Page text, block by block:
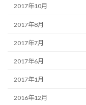
2017年10月
2017年8月
2017年7月
2017年6月
2017年1月
2016年12月